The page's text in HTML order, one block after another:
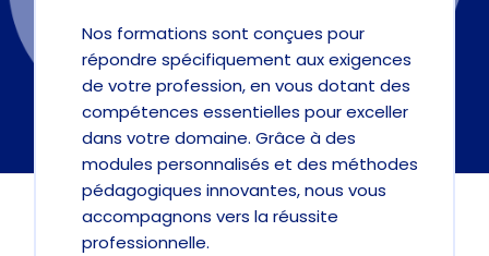
Nos formations sont conçues pour
répondre spécifiquement aux exigences
de votre profession, en vous dotant des
compétences essentielles pour exceller
dans votre domaine. Grâce à des
modules personnalisés et des méthodes
pédagogiques innovantes, nous vous
accompagnons vers la réussite
professionnelle.